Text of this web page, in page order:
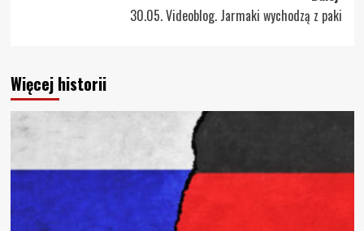
30.05. Videoblog. Jarmaki wychodzą z paki
Więcej historii